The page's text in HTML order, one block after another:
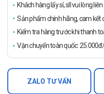
Khách hàng lấy sỉ, sll vui lòng
Sản phẩm chính hãng, cam kết
Kiểm tra hàng trước khi thanh
Vận chuyển toàn quốc:
ZALO TƯ VẤN